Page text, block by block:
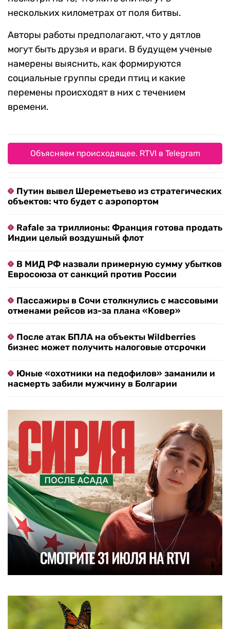
нескольких километрах от поля битвы.
Авторы работы предполагают, что у дятлов
могут быть друзья и враги. В будущем ученые
намерены выяснить, как формируются
социальные группы среди птиц и какие
перемены происходят в них с течением
времени.
Объясняем происходящее. RTVI в Telegram
Путин вывел Шереметьево из стратегических
объектов: что будет с аэропортом
Rafale за триллионы: Франция готова продать
Индии целый воздушный флот
В МИД РФ назвали примерную сумму убытков
Евросоюза от санкций против России
Пассажиры в Сочи столкнулись с массовыми
отменами рейсов из-за плана «Ковер»
После атак БПЛА на объекты Wildberries
бизнес может получить налоговые отсрочки
Юные «охотники на педофилов» заманили и
насмерть забили мужчину в Болгарии